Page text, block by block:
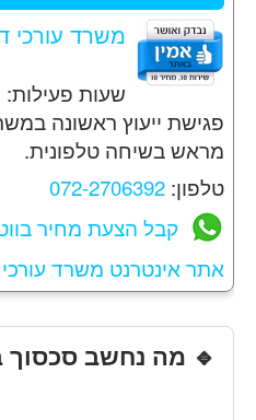
משרד עורכי
פגישת ייעוץ ראשונה
מראש בשיחה טלפונית.
טלפון: 072-2706392
קבל הצעת מחיר
אתר אינטרנט משרד עורכי
🔹 מה נחשב סכסוך